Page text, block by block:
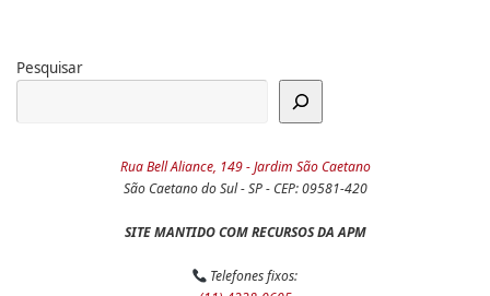
Pesquisar
Rua Bell Aliance, 149 - Jardim São Caetano
São Caetano do Sul - SP - CEP: 09581-420
SITE MANTIDO COM RECURSOS DA APM
Telefones fixos: